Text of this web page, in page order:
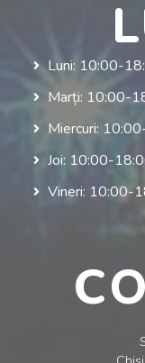
Luni: 10:00-
Marți: 10:00-
Miercuri:
Joi: 10:00-
Vineri: 10:00-